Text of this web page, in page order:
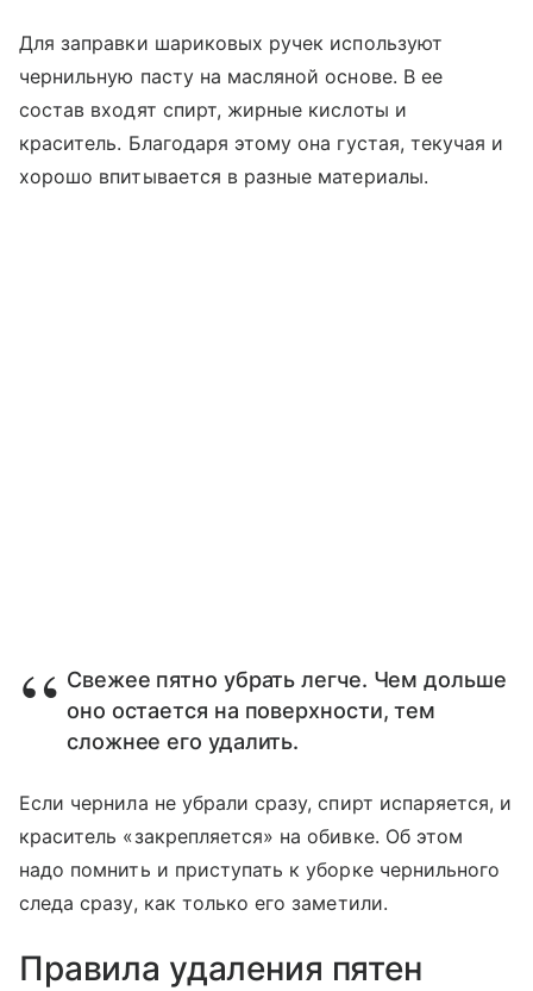
Для заправки шариковых ручек используют
чернильную пасту на масляной основе. В ее
состав входят спирт, жирные кислоты и
краситель. Благодаря этому она густая, текучая и
хорошо впитывается в разные материалы.
Свежее пятно убрать легче. Чем дольше
оно остается на поверхности, тем
сложнее его удалить.
Если чернила не убрали сразу, спирт испаряется, и
краситель «закрепляется» на обивке. Об этом
надо помнить и приступать к уборке чернильного
следа сразу, как только его заметили.
Правила удаления пятен